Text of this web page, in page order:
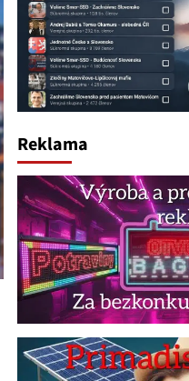
Reklama